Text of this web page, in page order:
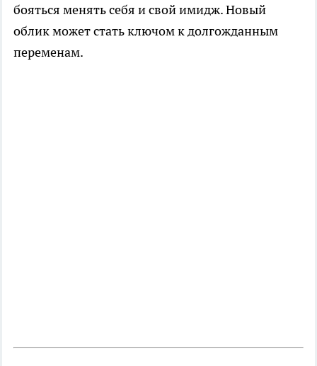
бояться менять себя и свой имидж. Новый
облик может стать ключом к долгожданным
переменам.